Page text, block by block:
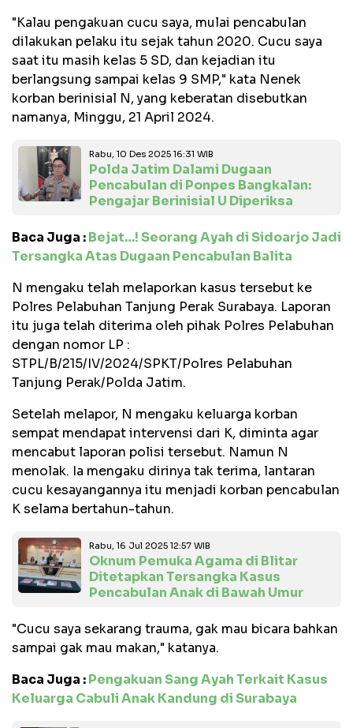
"Kalau pengakuan cucu saya, mulai pencabulan
dilakukan pelaku itu sejak tahun 2020. Cucu saya
saat itu masih kelas 5 SD, dan kejadian itu
berlangsung sampai kelas 9 SMP," kata Nenek
korban berinisial N, yang keberatan disebutkan
namanya, Minggu, 21 April 2024.
Rabu, 10 Des 2025 16:31 WIB
Polda Jatim Dalami Dugaan
Pencabulan di Ponpes Bangkalan:
Pengajar Berinisial U Diperiksa
Baca Juga :Bejat…! Seorang Ayah di Sidoarjo Jadi
Tersangka Atas Dugaan Pencabulan Balita
N mengaku telah melaporkan kasus tersebut ke
Polres Pelabuhan Tanjung Perak Surabaya. Laporan
itu juga telah diterima oleh pihak Polres Pelabuhan
dengan nomor LP :
STPL/B/215/IV/2024/SPKT/Polres Pelabuhan
Tanjung Perak/Polda Jatim.
Setelah melapor, N mengaku keluarga korban
sempat mendapat intervensi dari K, diminta agar
mencabut laporan polisi tersebut. Namun N
menolak. Ia mengaku dirinya tak terima, lantaran
cucu kesayangannya itu menjadi korban pencabulan
K selama bertahun-tahun.
Rabu, 16 Jul 2025 12:57 WIB
Oknum Pemuka Agama di Blitar
Ditetapkan Tersangka Kasus
Pencabulan Anak di Bawah Umur
"Cucu saya sekarang trauma, gak mau bicara bahkan
sampai gak mau makan," katanya.
Baca Juga :Pengakuan Sang Ayah Terkait Kasus
Keluarga Cabuli Anak Kandung di Surabaya